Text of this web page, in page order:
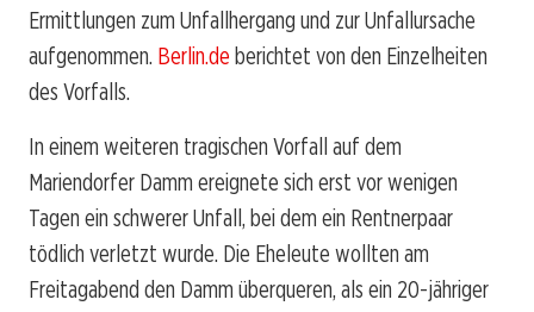
Ermittlungen zum Unfallhergang und zur Unfallursache
aufgenommen. Berlin.de berichtet von den Einzelheiten
des Vorfalls.
In einem weiteren tragischen Vorfall auf dem
Mariendorfer Damm ereignete sich erst vor wenigen
Tagen ein schwerer Unfall, bei dem ein Rentnerpaar
tödlich verletzt wurde. Die Eheleute wollten am
Freitagabend den Damm überqueren, als ein 20-jähriger